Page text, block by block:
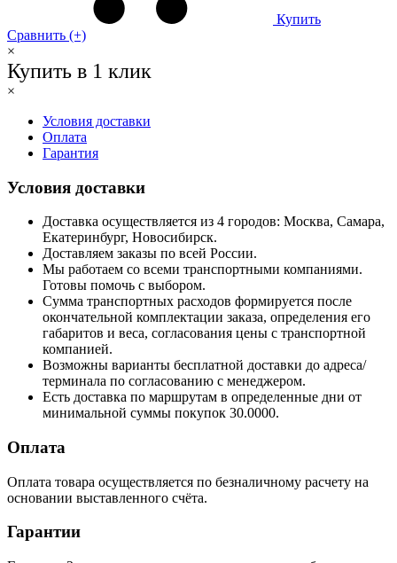
Купить
Сравнить (+)
×
Купить в 1 клик
×
Условия доставки
Оплата
Гарантия
Условия доставки
Доставка осуществляется из 4 городов: Москва, Самара,
Екатеринбург, Новосибирск.
Доставляем заказы по всей России.
Мы работаем со всеми транспортными компаниями.
Готовы помочь с выбором.
Сумма транспортных расходов формируется после
окончательной комплектации заказа, определения его
габаритов и веса, согласования цены с транспортной
компанией.
Возможны варианты бесплатной доставки до адреса/
терминала по согласованию с менеджером.
Есть доставка по маршрутам в определенные дни от
минимальной суммы покупок 30.0000.
Оплата
Оплата товара осуществляется по безналичному расчету на
основании выставленного счёта.
Гарантии